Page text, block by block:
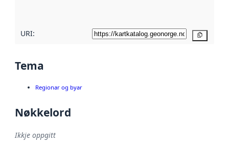
URI:
Tema
Regionar og byar
Nøkkelord
Ikkje oppgitt